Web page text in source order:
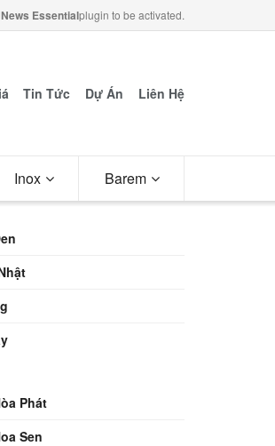
Essentialplugin to be activated.
Tin Tức Dự Án Liên Hệ
Inox Barem
Phát
Sen